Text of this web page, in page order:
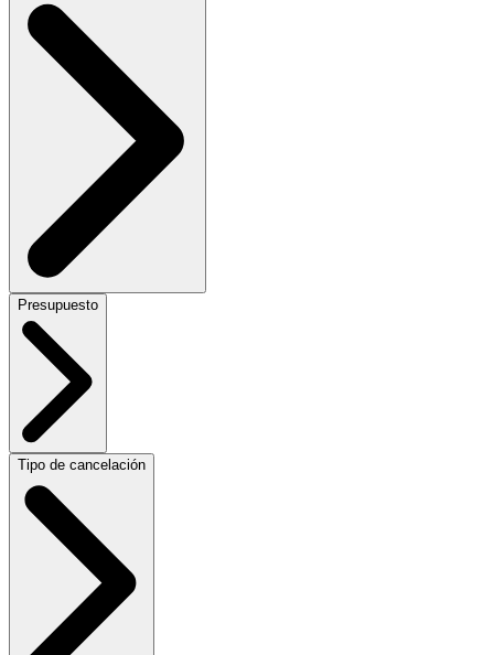
Presupuesto
Tipo de cancelación